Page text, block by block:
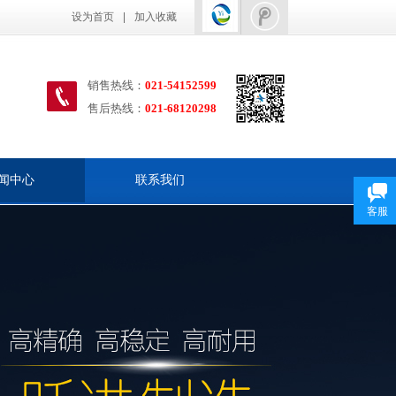
设为首页 加入收藏
销售热线： 021-54152599
售后热线 ： 021-68120298
中心 联系我们
客服